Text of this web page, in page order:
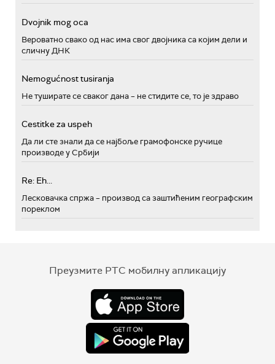
Dvojnik mog oca
Вероватно свако од нас има свог двојника са којим дели и
сличну ДНК
Nemogućnost tusiranja
Не туширате се сваког дана – не стидите се, то је здраво
Cestitke za uspeh
Да ли сте знали да се најбоље грамофонске ручице
производе у Србији
Re: Eh...
Лесковачка спржа – производ са заштићеним географским
пореклом
Преузмите РТС мобилну апликацију